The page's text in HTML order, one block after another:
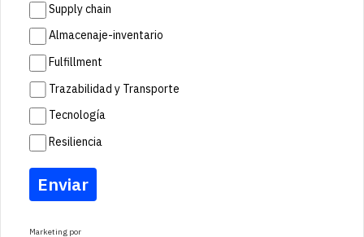
Supply chain
Almacenaje-inventario
Fulfillment
Trazabilidad y Transporte
Tecnología
Resiliencia
Enviar
Marketing por